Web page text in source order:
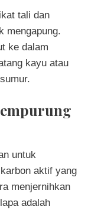
tali dan
mengapung.
ke dalam
kayu atau
untuk
aktif yang
menjernihkan
adalah